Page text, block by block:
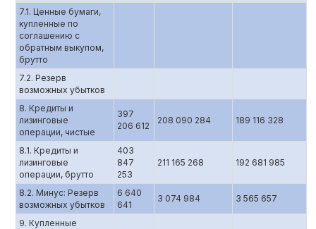
7.1. Ценные бумаги,
купленные по
соглашению с
обратным выкупом,
брутто
7.2. Резерв
возможных убытков
8. Кредиты и
лизинговые
операции, чистые
397
206 612
208 090 284 189 116 328
8.1. Кредиты и
лизинговые
операции, брутто
403
847
253
211 165 268 192 681 985
8.2. Минус: Резерв
возможных убытков
6 640
641
3 074 984 3 565 657
9. Купленные